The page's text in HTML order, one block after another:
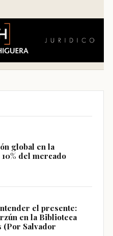
global en la
del mercado
el presente:
en la Biblioteca
(Por Salvador